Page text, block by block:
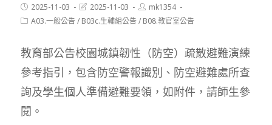
Post
published:
2025-11-03
Post
modified:
2025-11-03
Post
author:
mk1354
PostA03.一般公告/ B03c.生輔組公告/ B08.教官室公告
教育部公告校園城鎮韌性（防空）疏散避難演練
參考指引，包含防空警報識別、防空避難處所查
詢及學生個人準備避難要領，如附件，請師生參
閱。